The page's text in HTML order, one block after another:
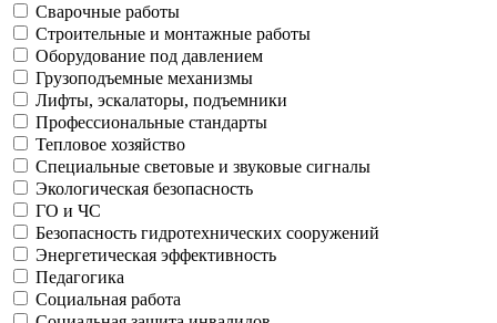
Сварочные работы
Строительные и монтажные работы
Оборудование под давлением
Грузоподъемные механизмы
Лифты, эскалаторы, подъемники
Профессиональные стандарты
Тепловое хозяйство
Специальные световые и звуковые сигналы
Экологическая безопасность
ГО и ЧС
Безопасность гидротехнических сооружений
Энергетическая эффективность
Педагогика
Социальная работа